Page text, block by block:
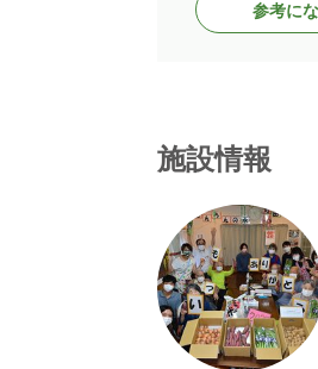
参考に
施設情報